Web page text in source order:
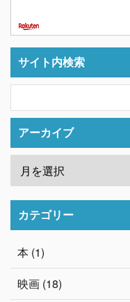
サイト内検索
アーカイブ
カテゴリー
本 (1)
映画 (18)